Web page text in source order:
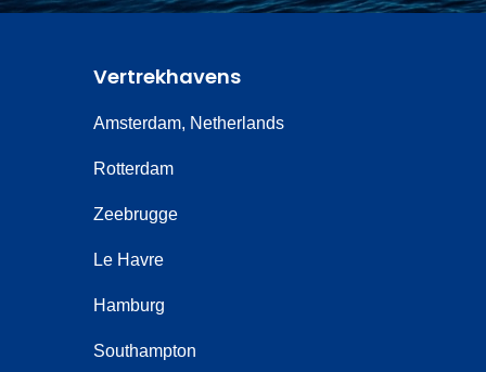
Vertrekhavens
Amsterdam, Netherlands
Rotterdam
Zeebrugge
Le Havre
Hamburg
Southampton